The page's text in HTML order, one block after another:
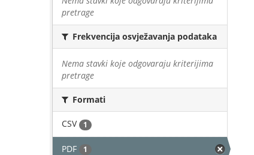
pretrage
Frekvencija osvježavanja podataka
Nema stavki koje odgovaraju kriterijima
pretrage
Formati
CSV 1
PDF 1